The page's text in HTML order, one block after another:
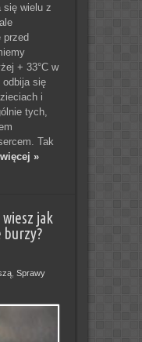
się wielu z
+ 33°C w
się
i
tych,
Tak
»
wiesz jak
burzy?
, Sprawy